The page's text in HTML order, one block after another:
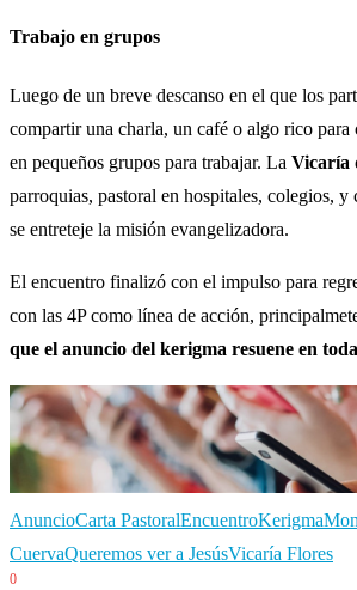
Trabajo en grupos
Luego de un breve descanso en el que los
compartir una charla, un café o algo rico para
en pequeños grupos para trabajar. La Vicaría
parroquias, pastoral en hospitales, colegios, y
se entreteje la misión evangelizadora.
El encuentro finalizó con el impulso para
con las 4P como línea de acción,
que el anuncio del kerigma resuene en
AnuncioCarta PastoralEncuentroKerigma
CuervaQueremos ver a JesúsVicaría Flores
0